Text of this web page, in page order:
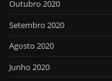
Outubro 2020
Setembro 2020
Agosto 2020
Junho 2020